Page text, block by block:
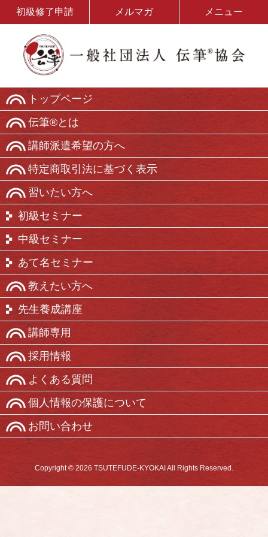
初級修了申請 メルマガ メニュー
トップページ
伝筆®とは
講師派遣希望の方へ
特定商取引法に基づく表示
習いたい方へ
初級セミナー
中級セミナー
あて名セミナー
教えたい方へ
先生養成講座
講師専用
採用情報
よくある質問
個人情報の保護について
お問い合わせ
Copyright © 2026 TSUTEFUDE-KYOKAI All Rights Reserved.